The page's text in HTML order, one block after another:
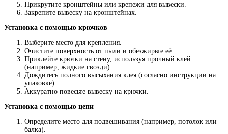
Прикрутите кронштейны или крепежи для вывески.
Закрепите вывеску на кронштейнах.
Установка с помощью крючков
Выберите место для крепления.
Очистите поверхность от пыли и обезжирьте её.
Приклейте крючки на стену, используя прочный клей
(например, жидкие гвозди).
Дождитесь полного высыхания клея (согласно инструкции на
упаковке).
Аккуратно повесьте вывеску на крючки.
Установка с помощью цепи
Определите место для подвешивания (например, потолок или
балка).